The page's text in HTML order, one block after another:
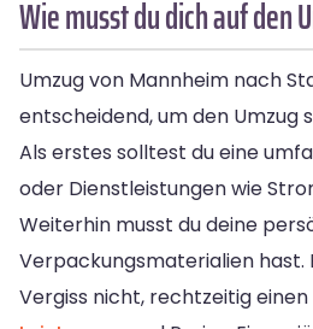
Wie musst du dich auf den
Umzug von Mannheim nach
entscheidend, um den Umzug
Als erstes solltest du eine
oder Dienstleistungen wie
Weiterhin musst du deine
Verpackungsmaterialien hast.
Vergiss nicht, rechtzeitig